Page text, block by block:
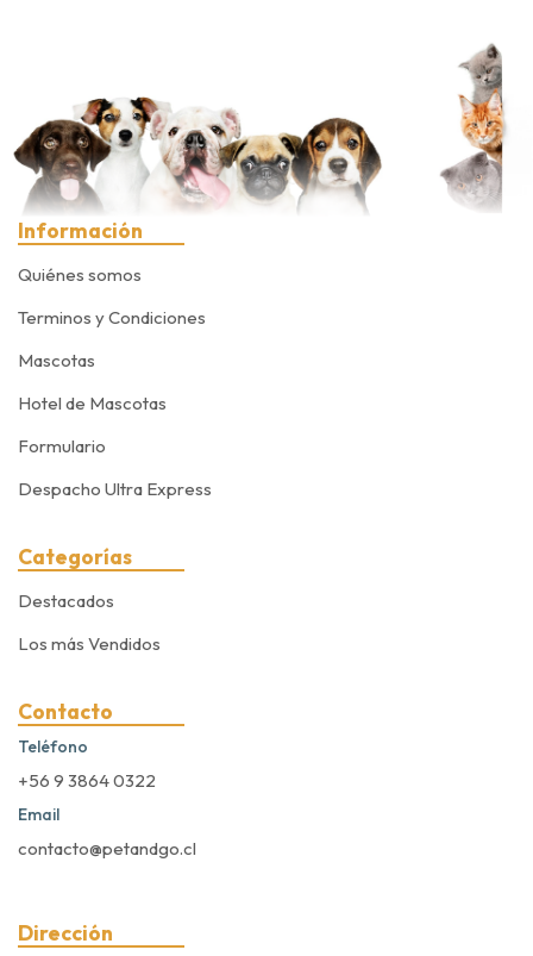
Información
Quiénes somos
Terminos y Condiciones
Mascotas
Hotel de Mascotas
Formulario
Despacho Ultra Express
Categorías
Destacados
Los más Vendidos
Contacto
Teléfono
+56 9 3864 0322
Email
contacto@petandgo.cl
Dirección